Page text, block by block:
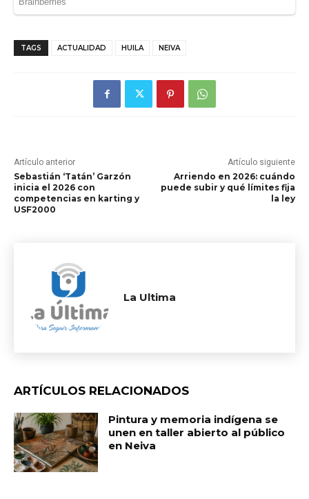
TAGS ACTUALIDAD HUILA NEIVA
Artículo anterior
Sebastián ‘Tatán’ Garzón
inicia el 2026 con
competencias en karting y
USF2000
Artículo siguiente
Arriendo en 2026: cuándo
puede subir y qué límites fija
la ley
La Ultima
ARTÍCULOS RELACIONADOS
Pintura y memoria indígena se
unen en taller abierto al público
en Neiva